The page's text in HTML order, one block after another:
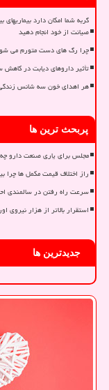
گربه شما امکان دارد
صیانت از خود انجام دهید
چرا رگ های دست متورم می
تأثیر داروهای دیابت در
هر اهدای خون سه شانس
پربحث ترین ها
مجلس برای یاری صنعت دارو
راز اختلاف قیمت مکمل ها چرا
سرعت راه رفتن در سالمندی
استقرار بالاتر از هزار نیروی
جدیدترین ها